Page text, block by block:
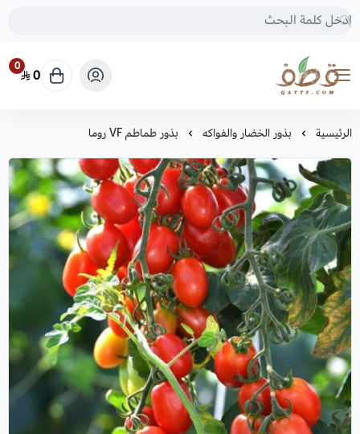
متجر قطف للبذور
0
0
الرئيسية بذور الخضار والفواكه بذور طماطم VF روما